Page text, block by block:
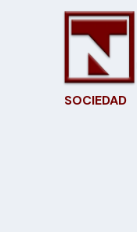
SOCIEDAD